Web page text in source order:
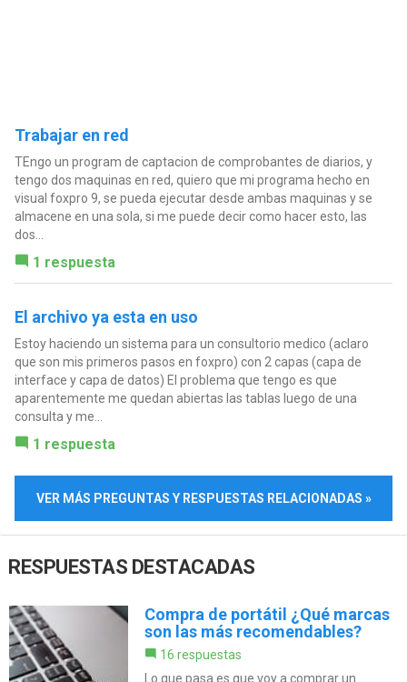
Trabajar en red
TEngo un program de captacion de comprobantes de diarios, y
tengo dos maquinas en red, quiero que mi programa hecho en
visual foxpro 9, se pueda ejecutar desde ambas maquinas y se
almacene en una sola, si me puede decir como hacer esto, las
dos...
1 respuesta
El archivo ya esta en uso
Estoy haciendo un sistema para un consultorio medico (aclaro
que son mis primeros pasos en foxpro) con 2 capas (capa de
interface y capa de datos) El problema que tengo es que
aparentemente me quedan abiertas las tablas luego de una
consulta y me...
1 respuesta
VER MÁS PREGUNTAS Y RESPUESTAS RELACIONADAS »
RESPUESTAS DESTACADAS
Compra de portátil ¿Qué marcas
son las más recomendables?
16 respuestas
Lo que pasa es que voy a comprar un